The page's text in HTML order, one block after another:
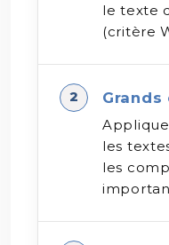
le texte
(critère
Grands
les
les